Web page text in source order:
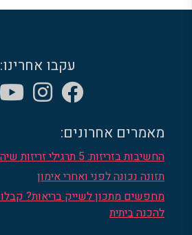
עקבו אחרינו:
מאמרים אחרונים:
החשיבות בזריזות: 5 תרגילי זריזות שיהפכו אתכם לאלופים
תזונה נכונה לפני ואחרי אימון
להכנה ביתית